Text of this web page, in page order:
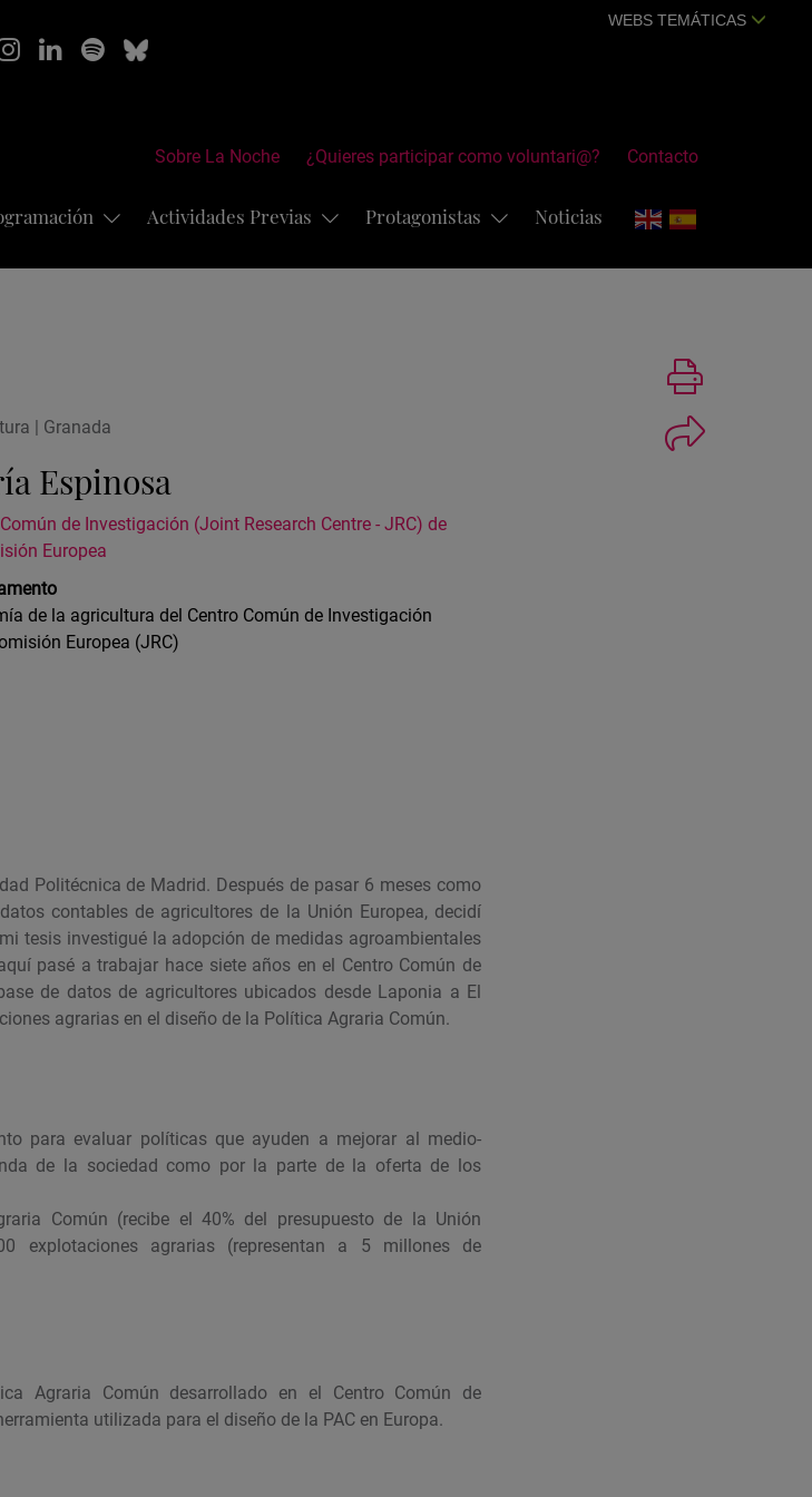
WEBS TEMÁTICAS
Sobre La Noche ¿Quieres participar como voluntari@? Contacto
Actividades Previas Protagonistas Noticias
| Granada
Espinosa
de Investigación (Joint Research Centre - JRC) de
Europea
de la agricultura del Centro Común de Investigación
Europea (JRC)
Politécnica de Madrid. Después de pasar 6 meses como
contables de agricultores de la Unión Europea, decidí
tesis investigué la adopción de medidas agroambientales
pasé a trabajar hace siete años en el Centro Común de
de datos de agricultores ubicados desde Laponia a El
agrarias en el diseño de la Política Agraria Común.
para evaluar políticas que ayuden a mejorar al medio-
de la sociedad como por la parte de la oferta de los
Común (recibe el 40% del presupuesto de la Unión
explotaciones agrarias (representan a 5 millones de
Agraria Común desarrollado en el Centro Común de
utilizada para el diseño de la PAC en Europa.